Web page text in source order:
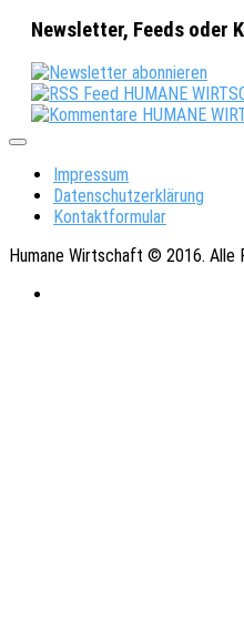
Newsletter, Feeds oder
Impressum
Datenschutzerklärung
Kontaktformular
Humane Wirtschaft © 2016. Alle